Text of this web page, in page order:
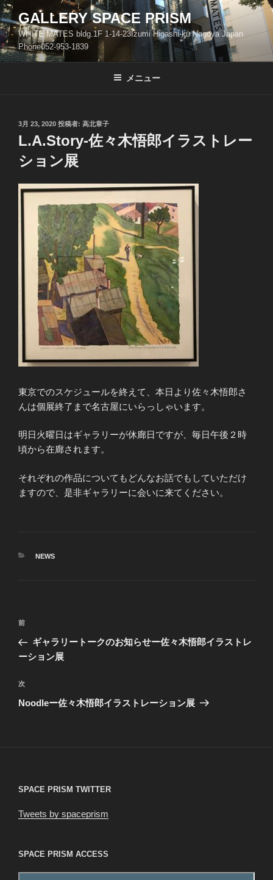
コ
ン
テ
ン
ツ
GALLERY SPACE PRISM
WHITE MATES bldg.1F 1-14-23Izumi Higashi-ku Nagoya Japan
Phone052-953-1839
メニュー
投
稿
日:
3月 23, 2020 投稿者: 高北章子
L.A.Story-佐々木悟郎イラストレー
ション展
東京でのスケジュールを終えて、本日より佐々木悟郎さ
んは個展終了まで名古屋にいらっしゃいます。
明日火曜日はギャラリーが休廊日ですが、毎日午後２時
頃から在廊されます。
それぞれの作品についてもどんなお話でもしていただけ
ますので、是非ギャラリーに会いに来てください。
カ
NEWS
投
ナ
ゲ
ー
前
の
前
ギャラリートークのお知らせー佐々木悟郎イラストレ
ーション展
次
の
次
Noodleー佐々木悟郎イラストレーション展
SPACE PRISM TWITTER
Tweets by spaceprism
SPACE PRISM ACCESS